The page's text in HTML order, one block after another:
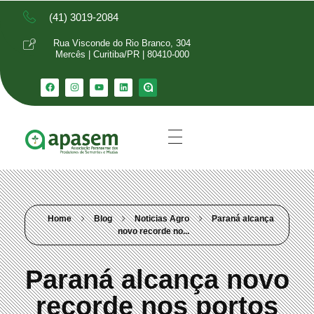
(41) 3019-2084
Rua Visconde do Rio Branco, 304
Mercês | Curitiba/PR | 80410-000
Home Blog Noticias Agro
Paraná alcança
novo recorde no...
Paraná alcança novo
recorde nos portos